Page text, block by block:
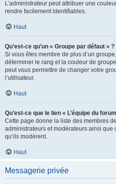
L’administrateur peut attribuer une
rendre facilement identifiables.
Haut
Qu’est-ce qu’un « Groupe par défaut » ?
Si vous êtes membre de plus d’un
déterminer le rang et la couleur de
peut vous permettre de changer votre
l’utilisateur.
Haut
Qu’est-ce que le lien « L’équipe du
Cette page donne la liste des membres
administrateurs et modérateurs ainsi que
qu’ils modèrent.
Haut
Messagerie privée